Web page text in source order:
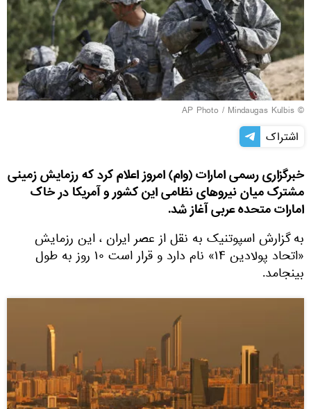
© AP Photo / Mindaugas Kulbis
اشتراک
خبرگزاری رسمی امارات (وام) امروز اعلام کرد که رزمایش زمینی
مشترک میان نیروهای نظامی این کشور و آمریکا در خاک
امارات متحده عربی آغاز شد.
به گزارش اسپوتنیک به نقل از عصر ایران ، این رزمایش
«اتحاد پولادین ۱۴» نام دارد و قرار است ۱۰ روز به طول
بینجامد.